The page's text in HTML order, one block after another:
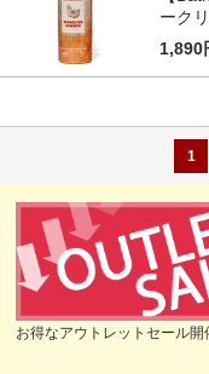
ーク
1,890
1
お得なアウトレットセール開